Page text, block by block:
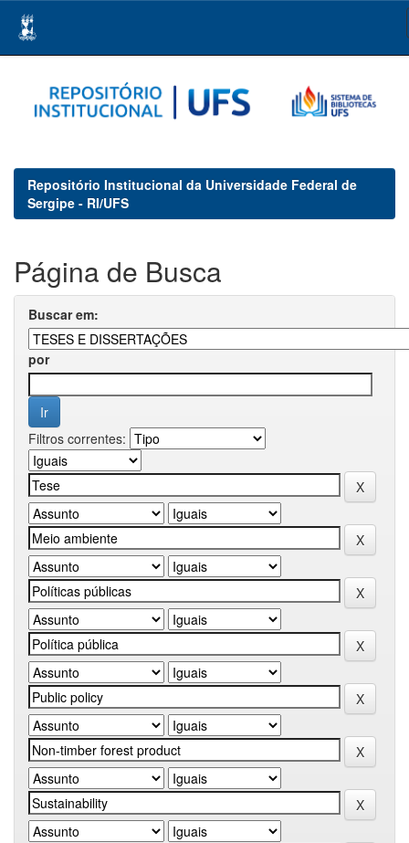
navigation
Repositório Institucional da Universidade Federal de
Sergipe - RI/UFS
Página de Busca
Buscar em:
por
Filtros correntes: